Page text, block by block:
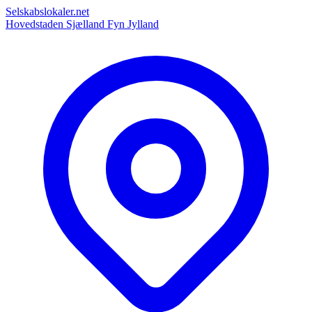
Selskabslokaler.net
Hovedstaden Sjælland Fyn Jylland